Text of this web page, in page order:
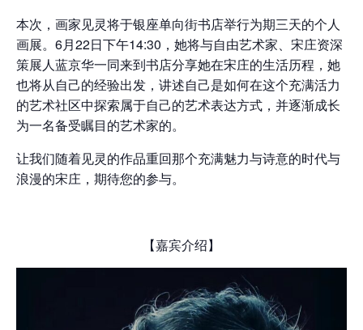
本次，画家见灵将于银座单向街书店举行为期三天的个人
画展。6月22日下午14:30，她将与自由艺术家、宋庄资深
策展人蓝京华一同来到书店分享她在宋庄的生活历程，她
也将从自己的经验出发，讲述自己是如何在这个充满活力
的艺术社区中探索属于自己的艺术表达方式，并逐渐成长
为一名备受瞩目的艺术家的。
让我们随着见灵的作品重回那个充满魅力与诗意的时代与
浪漫的宋庄，期待您的参与。
【嘉宾介绍】